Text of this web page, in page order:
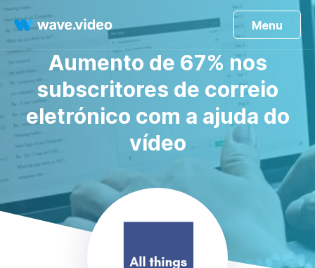
Menu
Aumento de 67% nos
subscritores de correio
eletrónico com a ajuda do
vídeo